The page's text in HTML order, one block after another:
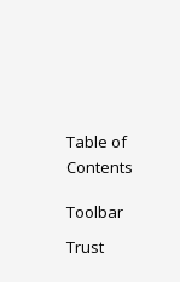
Table of
Contents
Toolbar
Trust